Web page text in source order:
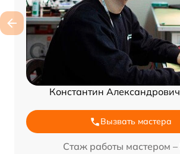
Константин
Вызвать мастера
Стаж работы мастером –